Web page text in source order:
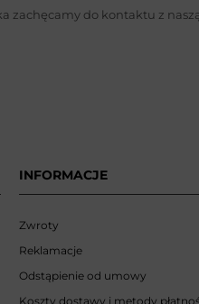
zachęcamy do kontaktu z naszą
INFORMACJE
Zwroty
Reklamacje
Odstąpienie od umowy
Koszty dostawy i metody